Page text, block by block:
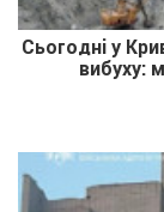
Сьогодні у
вибуху: